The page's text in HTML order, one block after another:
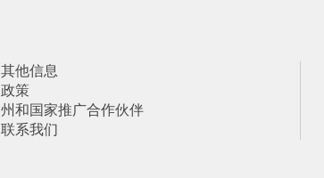
其他信息
政策
州和国家推广合作伙伴
联系我们